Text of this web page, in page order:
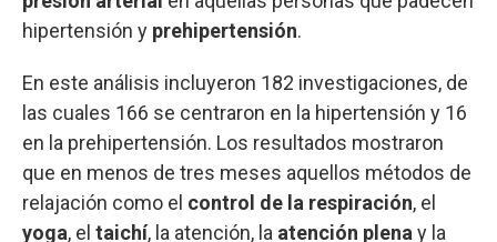
hipertensión y prehipertensión.
En este análisis incluyeron 182 investigaciones, de
las cuales 166 se centraron en la hipertensión y 16
en la prehipertensión. Los resultados mostraron
que en menos de tres meses aquellos métodos de
relajación como el control de la respiración, el
yoga, el taichí, la atención, la atención plena y la